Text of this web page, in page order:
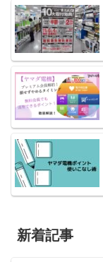
新着記事